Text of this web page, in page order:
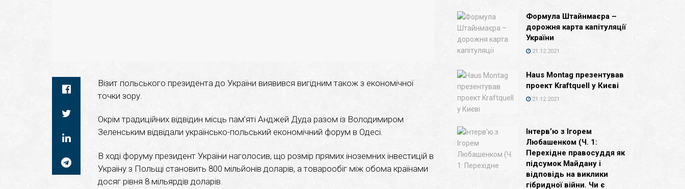
Візит польського президента до України виявився вигідним також з економічної
точки зору.
Окрім традиційних відвідин місць пам’яті Анджей Дуда разом із Володимиром
Зеленським відвідали українсько-польський економічний форум в Одесі.
В ході форуму президент України наголосив, що розмір прямих іноземних інвестицій в
Україну з Польщі становить 800 мільйонів доларів, а товарообіг між обома країнами
досяг рівня 8 мільярдів доларів.
Формула Штайнмаєра –
дорожня карта капітуляції
України
21.12.2021
Haus Montag презентував
проект Kraftquell у Києві
21.12.2021
Інтерв’ю з Ігорем
Любашенком (Ч. 1:
Перехідне правосуддя як
підсумок Майдану і
відповідь на виклики
гібридної війни. Чи є